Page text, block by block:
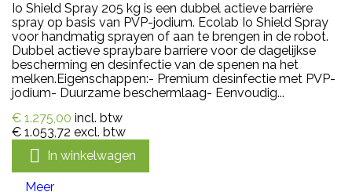
Io Shield Spray 205 kg is een dubbel actieve barrière
spray op basis van PVP-jodium. Ecolab Io Shield Spray
voor handmatig sprayen of aan te brengen in de robot.
Dubbel actieve spraybare barriere voor de dagelijkse
bescherming en desinfectie van de spenen na het
melken.Eigenschappen:- Premium desinfectie met PVP-
jodium- Duurzame beschermlaag- Eenvoudig...
€ 1.275,00 incl. btw
€ 1.053,72 excl. btw
 In winkelwagen
Meer